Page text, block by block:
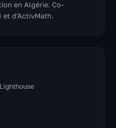
en Algérie. Co-
et d'ActivMath.